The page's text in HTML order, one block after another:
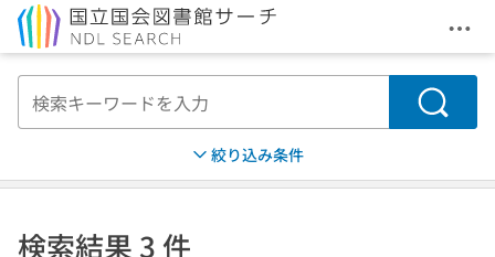
メ
検索
絞り込み条件
検索結果 3 件